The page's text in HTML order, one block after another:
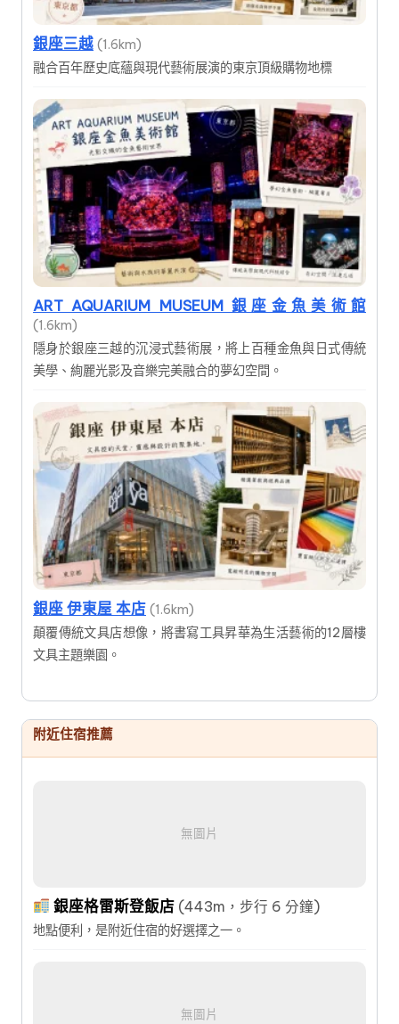
銀座三越 (1.6km)
融合百年歷史底蘊與現代藝術展演的東京頂級購物地標
ART AQUARIUM MUSEUM 銀座金魚美術館
(1.6km)
隱身於銀座三越的沉浸式藝術展，將上百種金魚與日式傳統
美學、絢麗光影及音樂完美融合的夢幻空間。
銀座 伊東屋 本店 (1.6km)
顛覆傳統文具店想像，將書寫工具昇華為生活藝術的12層樓
文具主題樂園。
附近住宿推薦
無圖片
銀座格雷斯登飯店 (443m，步行 6 分鐘)
地點便利，是附近住宿的好選擇之一。
無圖片